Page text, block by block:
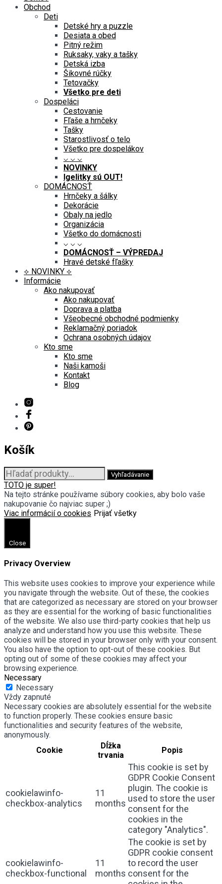
Obchod
Deti
Detské hry a puzzle
Desiata a obed
Pitný režim
Ruksaky, vaky a tašky
Detská izba
Šikovné rúčky
Tetovačky
Všetko pre deti
Dospeláci
Cestovanie
Fľaše a hrnčeky
Tašky
Starostlivosť o telo
Všetko pre dospelákov
⌵ ⌵ ⌵
NOVINKY
Igelitky sú OUT!
DOMÁCNOSŤ
Hrnčeky a šálky
Dekorácie
Obaly na jedlo
Organizácia
Všetko do domácnosti
⌵ ⌵ ⌵
DOMÁCNOSŤ – VÝPREDAJ
Hravé detské fľašky
⟡ NOVINKY ⟡
Informácie
Ako nakupovať
Ako nakupovať
Doprava a platba
Všeobecné obchodné podmienky
Reklamačný poriadok
Ochrana osobných údajov
Kto sme
Kto sme
Naši kamoši
Kontakt
Blog
Košík
Hľadať: Vyhľadávanie
TOTO je super!
Na tejto stránke používame súbory cookies, aby bolo vaše
nakupovanie čo najviac super ;)
Viac informácií o cookies Prijať všetky
Close
Privacy Overview
This website uses cookies to improve your experience while
you navigate through the website. Out of these, the cookies
that are categorized as necessary are stored on your browser
as they are essential for the working of basic functionalities
of the website. We also use third-party cookies that help us
analyze and understand how you use this website. These
cookies will be stored in your browser only with your consent.
You also have the option to opt-out of these cookies. But
opting out of some of these cookies may affect your
browsing experience.
Necessary
Necessary
Vždy zapnuté
Necessary cookies are absolutely essential for the website
to function properly. These cookies ensure basic
functionalities and security features of the website,
anonymously.
Cookie
Dĺžka
trvania
Popis
cookielawinfo-
checkbox-analytics
11
months
This cookie is set by
GDPR Cookie Consent
plugin. The cookie is
used to store the user
consent for the
cookies in the
category "Analytics".
cookielawinfo-
checkbox-functional
11
months
The cookie is set by
GDPR cookie consent
to record the user
consent for the